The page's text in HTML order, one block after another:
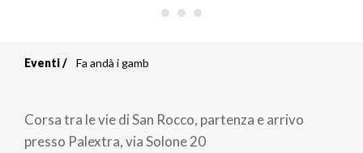
di
Eventi Fa andà i gamb
Corsa tra le vie di San Rocco, partenza e arrivo
presso Palextra, via Solone 20